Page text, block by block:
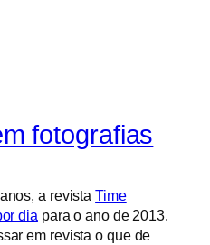
fotografias
a revistaTime
dia para o ano de 2013.
em revista o que de